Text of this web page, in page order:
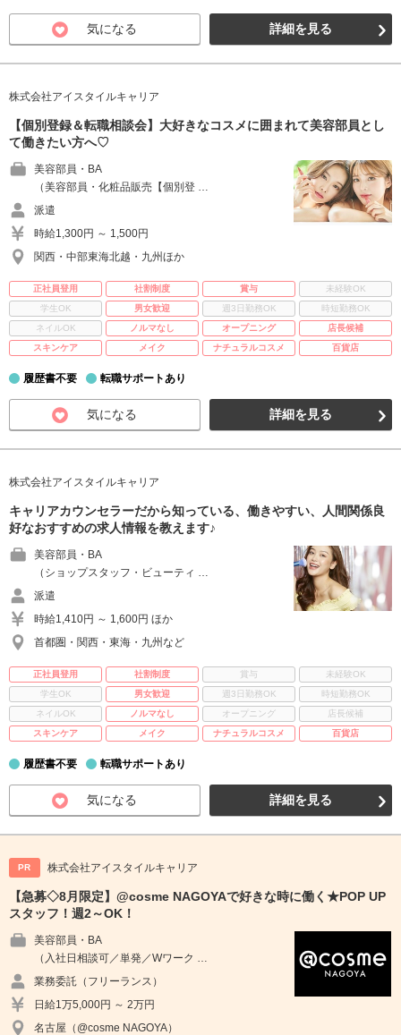
気になる 詳細を見る
株式会社アイスタイルキャリア
【個別登録＆転職相談会】大好きなコスメに囲まれて美容部員とし
て働きたい方へ♡
美容部員・BA
（美容部員・化粧品販売【個別登 …
派遣
時給1,300円 ～ 1,500円
関西・中部東海北越・九州ほか
正社員登用 社割制度 賞与
未経験OK
学生OK
男女歓迎 週3日勤務OK
時短勤務OK
ネイルOK
ノルマなし オープニング
店長候補
スキンケア
メイク ナチュラルコスメ 百貨店
履歴書不要 転職サポートあり
気になる 詳細を見る
株式会社アイスタイルキャリア
キャリアカウンセラーだから知っている、働きやすい、人間関係良
好なおすすめの求人情報を教えます♪
美容部員・BA
（ショップスタッフ・ビューティ …
派遣
時給1,410円 ～ 1,600円 ほか
首都圏・関西・東海・九州など
正社員登用 社割制度 賞与
未経験OK
学生OK
男女歓迎 週3日勤務OK
時短勤務OK
ネイルOK
ノルマなし オープニング
店長候補
スキンケア
メイク ナチュラルコスメ 百貨店
履歴書不要 転職サポートあり
気になる 詳細を見る
PR 株式会社アイスタイルキャリア
【急募◇8月限定】@cosme NAGOYAで好きな時に働く★POP UP
スタッフ！週2～OK！
美容部員・BA
（入社日相談可／単発／Wワーク …
業務委託（フリーランス）
日給1万5,000円 ～ 2万円
名古屋（@cosme NAGOYA）